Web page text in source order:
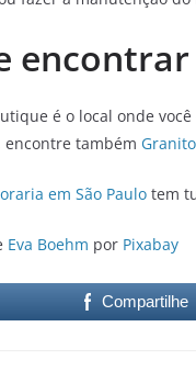
encontrar
é o local onde
encontre também
em São Paulo tem
Eva Boehm por Pixabay
Compartilhe